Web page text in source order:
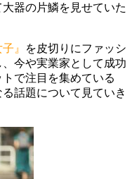
器の片鱗を見せていた
』
を皮切りにファッシ
今や実業家として成功
で注目を集めている
話題について見ていき